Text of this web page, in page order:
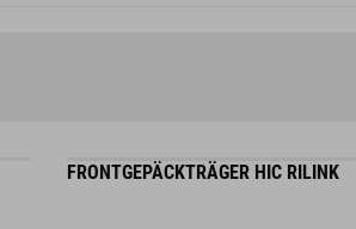
FRONTGEPÄCKTRÄGER HIC RILINK